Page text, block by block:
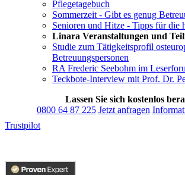
Pflegetagebuch
Sommerzeit - Gibt es genug
Senioren und Hitze - Tipps für die
Linara Veranstaltungen und
Studie zum Tätigkeitsprofil
Betreuungspersonen
RA Frederic Seebohm im
Teckbote-Interview mit Prof. Dr.
Lassen Sie sich kostenlos
0800 64 87 225 Jetzt anfragen
Trustpilot